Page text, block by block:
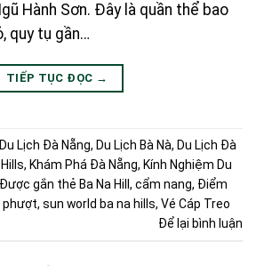
Hành Sơn. Đây là quần thể bao
quy tụ gần…
TIẾP TỤC ĐỌC →
Lịch Đà Nẵng, Du Lịch Bà Nà, Du Lịch Đà
, Khám Phá Đà Nẵng, Kính Nghiệm Du
Được gắn thẻ Ba Na Hill, cẩm nang, Điểm
phượt, sun world ba na hills, Vé Cáp Treo
Để lại bình luận